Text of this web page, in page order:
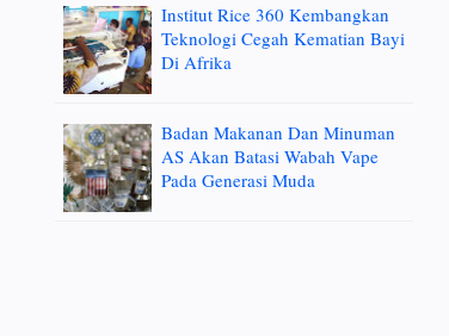
Institut Rice 360 Kembangkan
Teknologi Cegah Kematian Bayi
Di Afrika
Badan Makanan Dan Minuman
AS Akan Batasi Wabah Vape
Pada Generasi Muda